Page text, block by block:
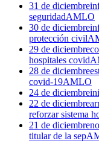
31 de diciembre
seguridadAMLO
30 de diciembre
protección civil
29 de diciembre
hospitales covid
28 de diciembre
covid-19AMLO
24 de diciembre
22 de diciembre
reforzar sistema
21 de diciembre
titular de la sep